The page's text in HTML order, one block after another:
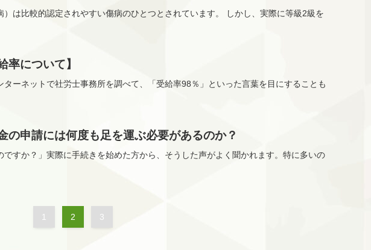
は比較的認定されやすい傷病のひとつとされています。 しかし、実際に等級2級を
率について】
ーネットで社労士事務所を調べて、「受給率98％」といった言葉を目にすることも
の申請には何度も足を運ぶ必要があるのか？
ですか？」実際に手続きを始めた方から、そうした声がよく聞かれます。特に多いの
1 2 3